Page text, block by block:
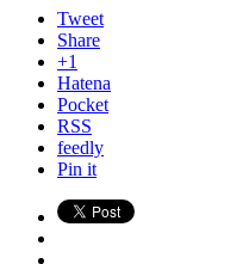
Tweet
Share
+1
Hatena
Pocket
RSS
feedly
Pin it